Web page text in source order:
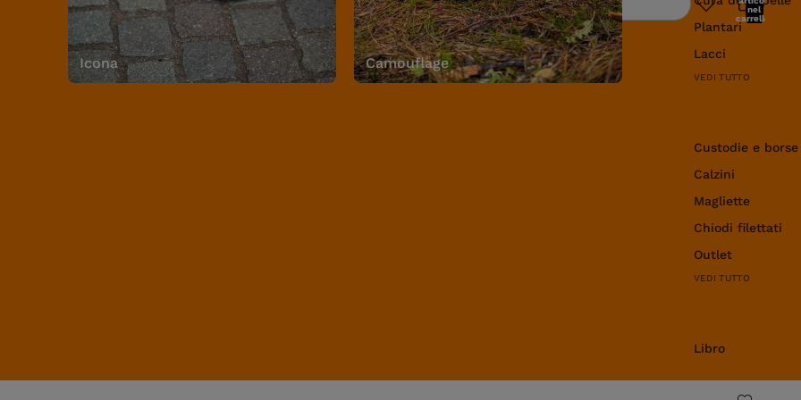
Icona Camouflage
Plantari
Lacci
VEDI TUTTO
Custodie e
Calzini
Magliette
Chiodi filettati
Outlet
VEDI TUTTO
Libro
Ricerca
nel
carrello: